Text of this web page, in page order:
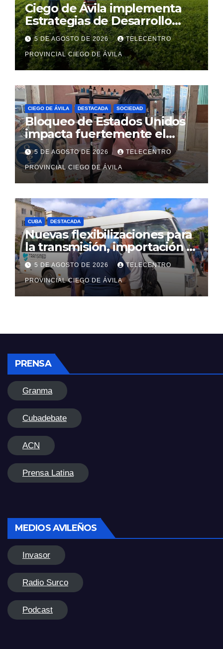
Ciego de Ávila implementa
Estrategias de Desarrollo
Municipal en sus diez
territorios
5 DE AGOSTO DE 2026 TELECENTRO
PROVINCIAL CIEGO DE ÁVILA
CIEGO DE ÁVILA DESTACADA SOCIEDAD
Bloqueo de Estados Unidos
impacta fuertemente el
acceso a medicamentos
esenciales
5 DE AGOSTO DE 2026 TELECENTRO
PROVINCIAL CIEGO DE ÁVILA
CUBA DESTACADA
Nuevas flexibilizaciones para
la transmisión, importación y
comercialización de
vehículos en Cuba
5 DE AGOSTO DE 2026 TELECENTRO
PROVINCIAL CIEGO DE ÁVILA
PRENSA
Granma
Cubadebate
ACN
Prensa Latina
MEDIOS AVILEÑOS
Invasor
Radio Surco
Podcast